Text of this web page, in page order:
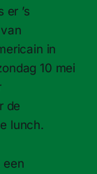
’s
in
10 mei
de
lunch.
een